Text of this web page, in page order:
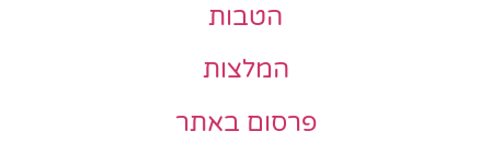
הטבות
המלצות
פרסום באתר